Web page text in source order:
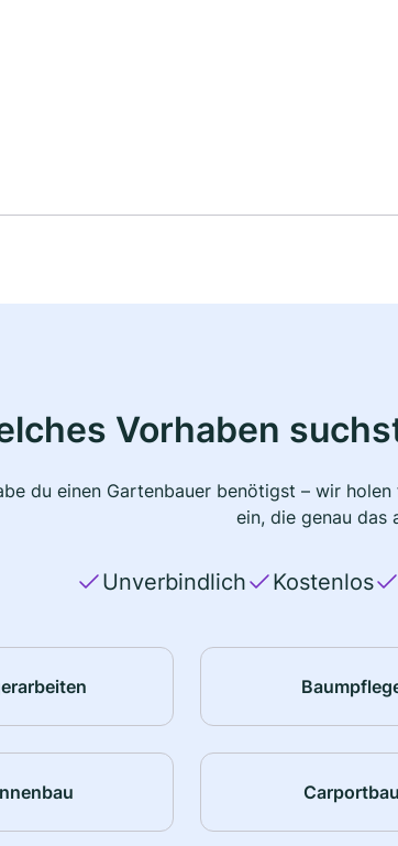
Vorhaben
du einen Gartenbauer benötigst – wir
ein, die genau das
Unverbindlich Kostenlos
Carportbau